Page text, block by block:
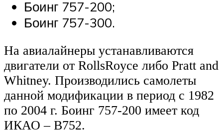
Боинг 757-200;
Боинг 757-300.
На авиалайнеры устанавливаются
двигатели от RollsRoyce либо Pratt and
Whitney. Производились самолеты
данной модификации в период с 1982
по 2004 г. Боинг 757-200 имеет код
ИКАО – B752.